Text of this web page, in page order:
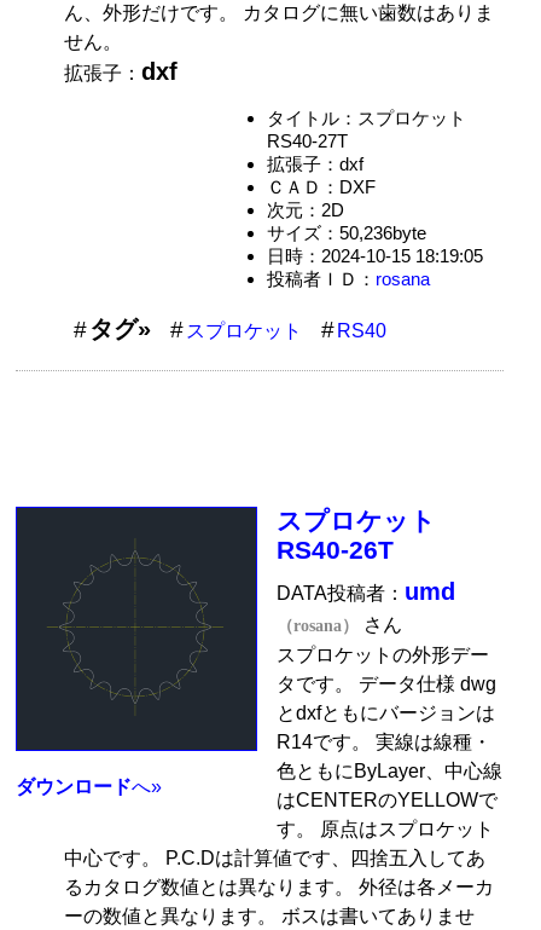
ん、外形だけです。 カタログに無い歯数はありま
せん。
拡張子：dxf
タイトル：スプロケット
RS40-27T
拡張子：dxf
ＣＡＤ：DXF
次元：2D
サイズ：50,236byte
日時：2024-10-15 18:19:05
投稿者ＩＤ： rosana
タグ» スプロケット RS40
ダウンロードへ»
スプロケット
RS40-26T
DATA投稿者： umd
（rosana）
さん
スプロケットの外形デー
タです。 データ仕様 dwg
とdxfともにバージョンは
R14です。 実線は線種・
色ともにByLayer、中心線
はCENTERのYELLOWで
す。 原点はスプロケット
中心です。 P.C.Dは計算値です、四捨五入してあ
るカタログ数値とは異なります。 外径は各メーカ
ーの数値と異なります。 ボスは書いてありませ